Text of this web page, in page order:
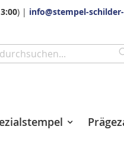
) | info@stempel-